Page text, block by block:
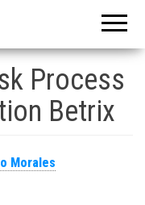
Process
Betrix
Morales